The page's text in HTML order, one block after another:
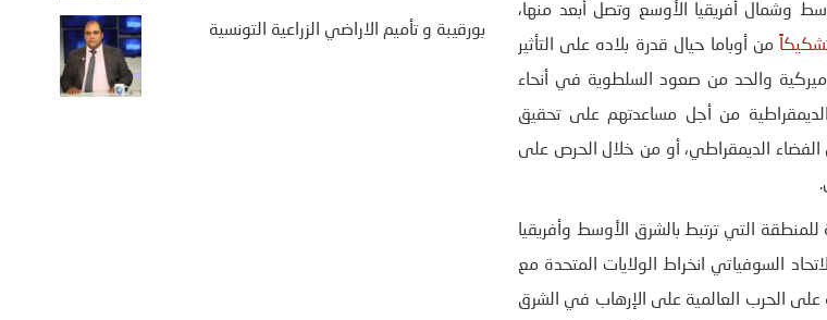
وشمال أفريقيا الأوسع وتصل أبعد منها،
من أوباما حيال قدرة بلاده على التأثير
والحد من صعود السلطوية في أنحاء
من أجل مساعدتهم على تحقيق
الديمقراطي، أو من خلال الحرص على
التي ترتبط بالشرق الأوسط وأفريقيا
السوفياتي انخراط الولايات المتحدة مع
بصورة أساسية على الحرب العالمية على الإرهاب في الشرق
بورقيبة و تأميم الاراضي الزراعية التونسية